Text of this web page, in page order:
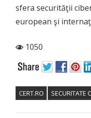
sfera securităţii
european şi
1050
CERT.RO SECURITATE